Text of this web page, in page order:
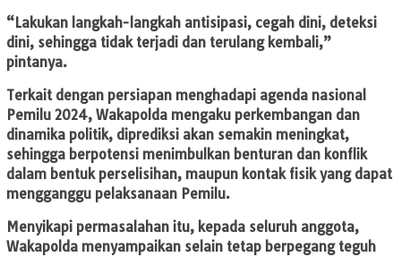
“Lakukan langkah-langkah antisipasi, cegah dini, deteksi
dini, sehingga tidak terjadi dan terulang kembali,”
pintanya.
Terkait dengan persiapan menghadapi agenda nasional
Pemilu 2024, Wakapolda mengaku perkembangan dan
dinamika politik, diprediksi akan semakin meningkat,
sehingga berpotensi menimbulkan benturan dan konflik
dalam bentuk perselisihan, maupun kontak fisik yang dapat
mengganggu pelaksanaan Pemilu.
Menyikapi permasalahan itu, kepada seluruh anggota,
Wakapolda menyampaikan selain tetap berpegang teguh